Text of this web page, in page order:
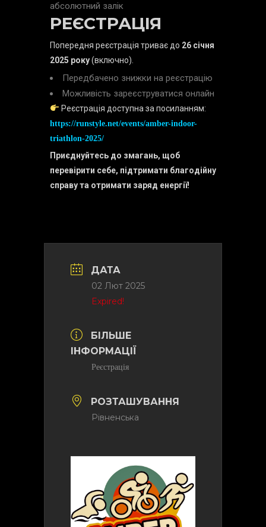
абсолютний залік
РЕЄСТРАЦІЯ
Попередня реєстрація триває до 26 січня
2025 року(включно).
Передбачено знижки на реєстрацію
Можливість зареєструватися онлайн
Реєстрація доступна за посиланням:
https://runstyle.net/events/amber-indoor-
triathlon-2025/
Приєднуйтесь до змагань, щоб
перевірити себе, підтримати благодійну
справу та отримати заряд енергії!
ДАТА
02 Лют 2025
Expired!
БІЛЬШЕ
ІНФОРМАЦІЇ
Реєстрація
РОЗТАШУВАННЯ
Рівненська